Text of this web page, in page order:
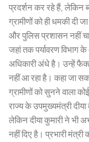
प्रदर्शन कर रहे हैं, लेकिन
ग्रामीणों को ही धमकी दी
और पुलिस प्रशासन नहीं
जहां तक पर्यावरण विभाग
अधिकारी अंधे है। उन्हें
नहीं आ रहा है। कहा जा
ग्रामीणों को सुनने वाला
राज्य के उपमुख्यमंत्री दीया
लेकिन दीया कुमारी ने भी
नहीं दिए है। प्रभारी